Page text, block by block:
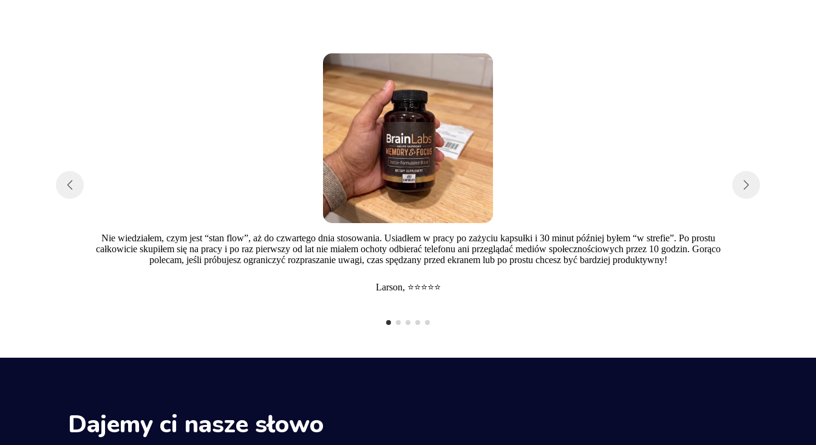
Nie wiedziałem, czym jest “stan flow”, aż do czwartego dnia stosowania. Usiadłem w pracy po zażyciu kapsułki i 30 minut później byłem “w strefie”. Po prostu
całkowicie skupiłem się na pracy i po raz pierwszy od lat nie miałem ochoty odbierać telefonu ani przeglądać mediów społecznościowych przez 10 godzin. Gorąco
polecam, jeśli próbujesz ograniczyć rozpraszanie uwagi, czas spędzany przed ekranem lub po prostu chcesz być bardziej produktywny!
Larson, ⭐⭐⭐⭐⭐
Dajemy ci nasze słowo